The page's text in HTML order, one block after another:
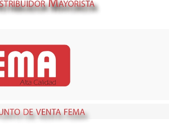
CABEZAL FEMA 3/8 M -